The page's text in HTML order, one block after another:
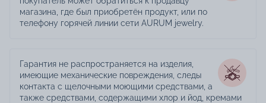
магазина, где был приобретён продукт, или по
телефону горячей линии сети AURUM jewelry.
Гарантия не распространяется на изделия,
имеющие механические повреждения, следы
контакта с щелочными моющими средствами, а
также средствами, содержащими хлор и йод, кремами